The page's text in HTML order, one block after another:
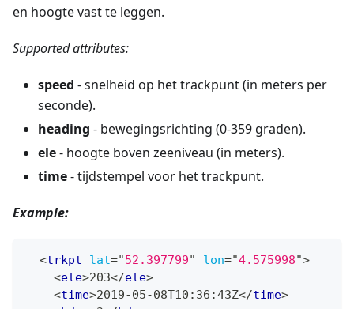
en hoogte vast te leggen.
Supported attributes:
speed - snelheid op het trackpunt (in meters per
seconde).
heading - bewegingsrichting (0-359 graden).
ele- hoogte boven zeeniveau (in meters).
time- tijdstempel voor het trackpunt.
Example:
<trkpt lat="52.397799" lon="4.575998">
<ele>203</ele>
<time>2019-05-08T10:36:43Z</time>